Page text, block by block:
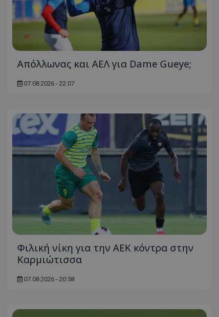
Απόλλωνας και ΑΕΛ για Dame Gueye;
07.08.2026 - 22:07
Φιλική νίκη για την ΑΕΚ κόντρα στην
Καρμιώτισσα
07.08.2026 - 20:58